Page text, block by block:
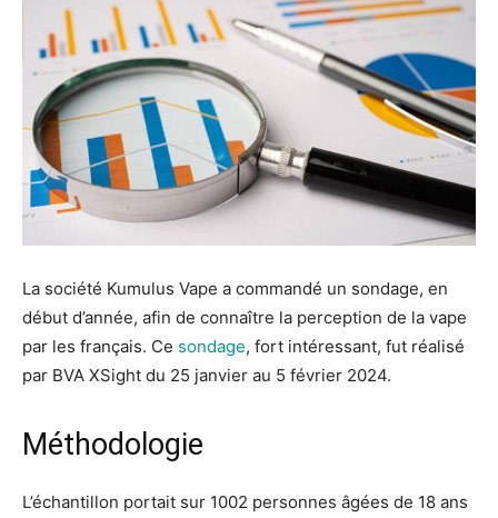
La société Kumulus Vape a commandé un sondage, en
début d’année, afin de connaître la perception de la vape
par les français. Ce sondage, fort intéressant, fut réalisé
par BVA XSight du 25 janvier au 5 février 2024.
Méthodologie
L’échantillon portait sur 1002 personnes âgées de 18 ans